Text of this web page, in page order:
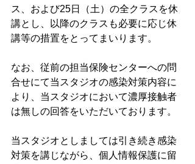
ス、および25日（土）の全クラスを休
講とし、以降のクラスも必要に応じ休
講等の措置をとってまいります。
なお、従前の担当保険センターへの問
合せにて当スタジオの感染対策内容に
より、当スタジオにおいて濃厚接触者
は無しの回答をいただいております。
当スタジオとしましては引き続き感染
対策を講じながら、個人情報保護に留